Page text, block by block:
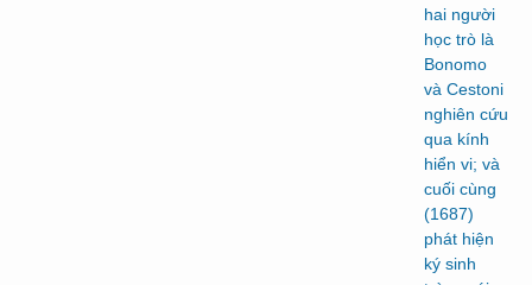
hai người
học trò là
Bonomo
và Cestoni
nghiên cứu
qua kính
hiển vi; và
cuối cùng
(1687)
phát hiện
ký sinh